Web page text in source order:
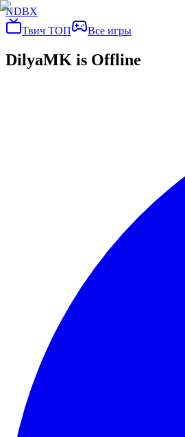
NDBX
Твич ТОП
Все игры
DilyaMK is Offline